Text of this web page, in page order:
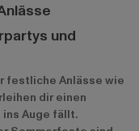
und
festliche Anlässe wie
dir einen
Auge fällt.